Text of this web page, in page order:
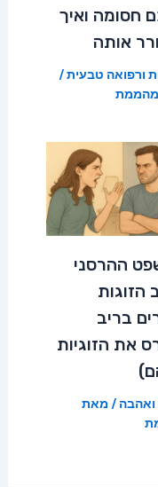
חסומה ואיך
אותה
ורפואה טבעית/
מהממת
ההרסני
הזוגות
בריב
את הזוגיות
ואהבה / מאת